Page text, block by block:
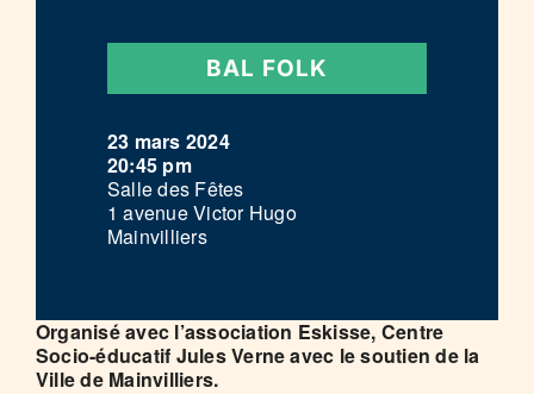
BAL FOLK
23 mars 2024
20:45 pm
Salle des Fêtes
1 avenue Victor Hugo
Mainvilliers
Organisé avec l’association Eskisse, Centre
Socio-éducatif Jules Verne avec le soutien de la
Ville de Mainvilliers.